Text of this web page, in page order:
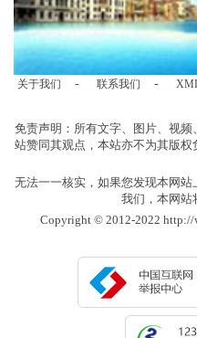
关于我们 - 联系我们 -
免责声明：所有文字、图片、视
站赞同其观点，本站亦不为其版
无法一一核实，如果您发现本网
我们，本网站
Copyright © 2012-2022 http://